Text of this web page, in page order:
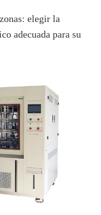
elegir la
adecuada para su